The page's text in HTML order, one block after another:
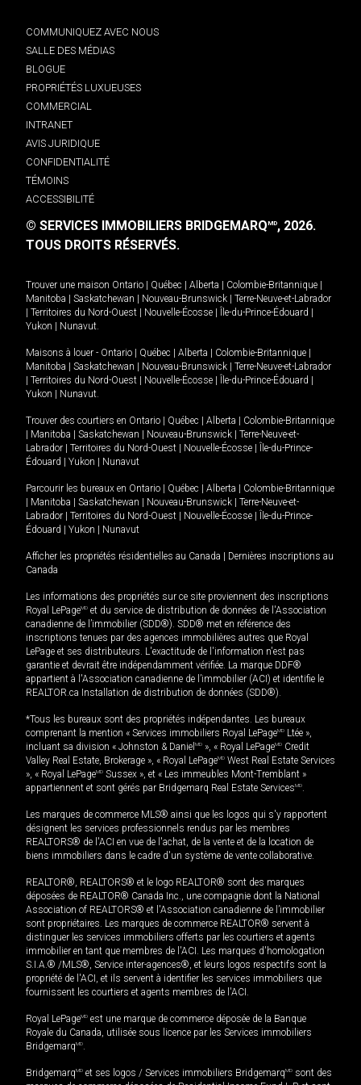
COMMUNIQUEZ AVEC NOUS
SALLE DES MÉDIAS
BLOGUE
PROPRIÉTÉS LUXUEUSES
COMMERCIAL
INTRANET
AVIS JURIDIQUE
CONFIDENTIALITÉ
TÉMOINS
ACCESSIBILITÉ
© SERVICES IMMOBILIERS BRIDGEMARQMD, 2026.
TOUS DROITS RÉSERVÉS.
Trouver une maison Ontario Québec Alberta Colombie-Britannique
Manitoba
Saskatchewan Nouveau-Brunswick
Terre-Neuve-et-Labrador
Territoires du Nord-Ouest Nouvelle-Écosse Île-du-Prince-Édouard
Yukon
Nunavut.
Maisons à louer - Ontario Québec Alberta Colombie-Britannique
Manitoba
Saskatchewan Nouveau-Brunswick
Terre-Neuve-et-Labrador
Territoires du Nord-Ouest Nouvelle-Écosse Île-du-Prince-Édouard
Yukon
Nunavut.
Trouver des courtiers en Ontario Québec Alberta
Colombie-Britannique
Manitoba Saskatchewan Nouveau-Brunswick
Terre-Neuve-et-
Labrador
Territoires du Nord-Ouest Nouvelle-Écosse
Île-du-Prince-
Édouard
Yukon Nunavut
Parcourir les bureaux en Ontario Québec Alberta
Colombie-Britannique
Manitoba Saskatchewan Nouveau-Brunswick
Terre-Neuve-et-
Labrador
Territoires du Nord-Ouest Nouvelle-Écosse
Île-du-Prince-
Édouard
Yukon Nunavut
Afficher les propriétés résidentielles au Canada
Dernières inscriptions au
Canada
Les informations des propriétés sur ce site proviennent des inscriptions
Royal LePageMD et du service de distribution de données de l'Association
canadienne de l’immobilier (SDD®). SDD® met en référence des
inscriptions tenues par des agences immobilières autres que Royal
LePage et ses distributeurs. L'exactitude de l'information n'est pas
garantie et devrait être indépendamment vérifiée. La marque DDF®
appartient à l'Association canadienne de l’immobilier (ACI) et identifie le
REALTOR.ca Installation de distribution de données (SDD®).
*Tous les bureaux sont des propriétés indépendantes. Les bureaux
comprenant la mention « Services immobiliers Royal LePageMD Ltée »,
incluant sa division « Johnston & Daniel MD », « Royal LePageMD Credit
Valley Real Estate, Brokerage », « Royal LePageMD West Real Estate Services
», « Royal LePageMD Sussex », et « Les immeubles Mont-Tremblant »
appartiennent et sont gérés par Bridgemarq Real Estate ServicesMD.
Les marques de commerce MLS® ainsi que les logos qui s'y rapportent
désignent les services professionnels rendus par les membres
REALTORS® de l'ACI en vue de l'achat, de la vente et de la location de
biens immobiliers dans le cadre d'un système de vente collaborative.
REALTOR®, REALTORS® et le logo REALTOR® sont des marques
déposées de REALTOR® Canada Inc., une compagnie dont la National
Association of REALTORS® et l'Association canadienne de l’immobilier
sont propriétaires. Les marques de commerce REALTOR® servent à
distinguer les services immobiliers offerts par les courtiers et agents
immobilier en tant que membres de l'ACI. Les marques d'homologation
S.I.A.® /MLS®, Service inter-agences®, et leurs logos respectifs sont la
propriété de l'ACI, et ils servent à identifier les services immobiliers que
fournissent les courtiers et agents membres de l'ACI.
Royal LePageMD est une marque de commerce déposée de la Banque
Royale du Canada, utilisée sous licence par les Services immobiliers
BridgemarqMD.
BridgemarqMD et ses logos / Services immobiliers BridgemarqMD sont des